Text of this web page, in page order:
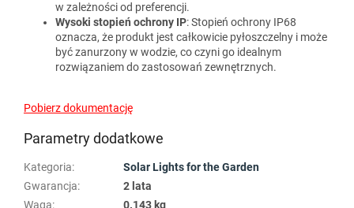
w zależności od preferencji.
Wysoki stopień ochrony IP: Stopień ochrony IP68
oznacza, że produkt jest całkowicie pyłoszczelny i może
być zanurzony w wodzie, co czyni go idealnym
rozwiązaniem do zastosowań zewnętrznych.
Pobierz dokumentację
Parametry dodatkowe
Kategoria:
Solar Lights for the Garden
Gwarancja:
2 lata
Waga:
0.143 kg